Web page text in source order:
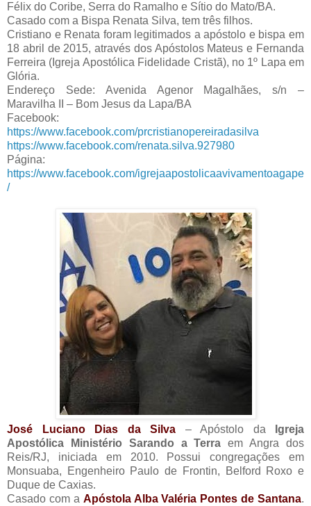
Félix do Coribe, Serra do Ramalho e Sítio do Mato/BA.
Casado com a Bispa Renata Silva, tem três filhos.
Cristiano e Renata foram legitimados a apóstolo e bispa em
18 abril de 2015, através dos Apóstolos Mateus e Fernanda
Ferreira (Igreja Apostólica Fidelidade Cristã), no 1º Lapa em
Glória.
Endereço Sede: Avenida Agenor Magalhães, s/n –
Maravilha II – Bom Jesus da Lapa/BA
Facebook:
https://www.facebook.com/prcristianopereiradasilva
https://www.facebook.com/renata.silva.927980
Página:
https://www.facebook.com/igrejaapostolicaavivamentoagape
/
José Luciano Dias da Silva – Apóstolo da
Igreja
Apostólica Ministério Sarando a Terra em Angra dos
Reis/RJ, iniciada em 2010. Possui congregações em
Monsuaba, Engenheiro Paulo de Frontin, Belford Roxo e
Duque de Caxias.
Casado com a Apóstola Alba Valéria Pontes de Santana.